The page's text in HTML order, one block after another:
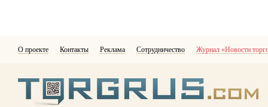
О проекте Контакты Реклама Сотрудничество Журнал «Новости